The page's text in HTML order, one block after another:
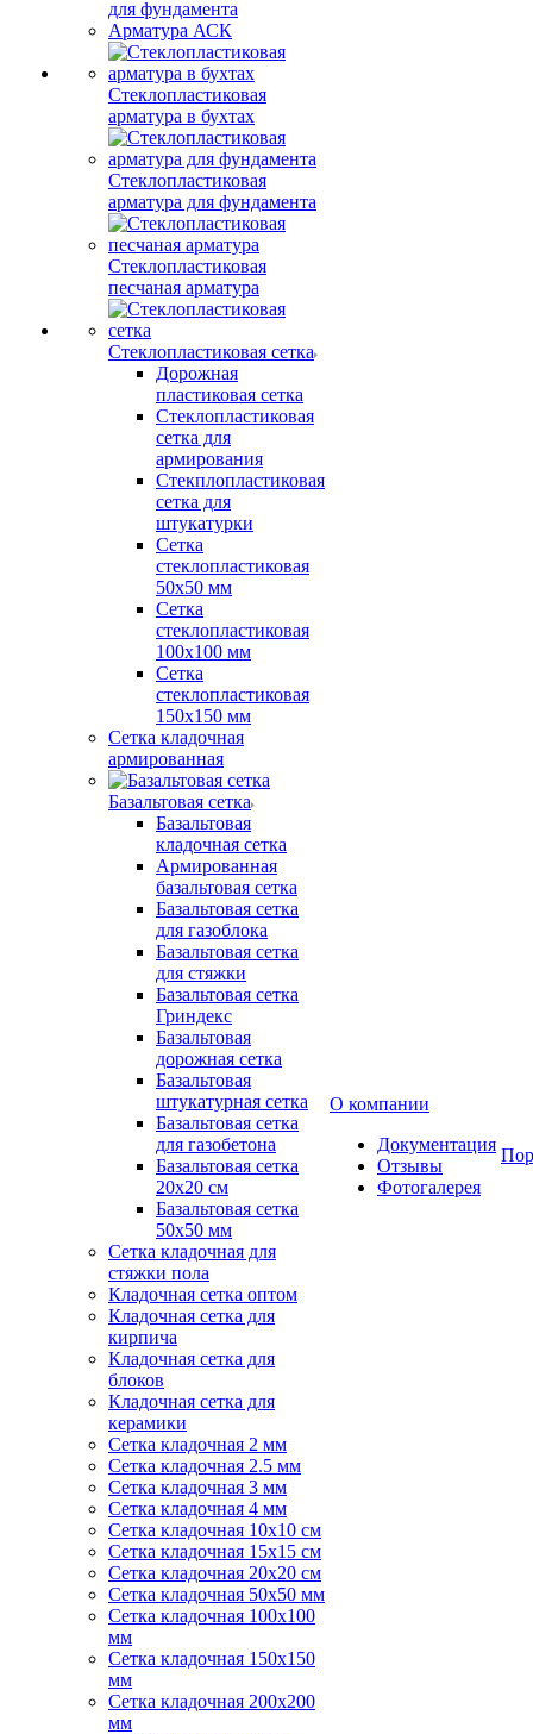
для фундамента
Арматура АСК
Стеклопластиковая
арматура в бухтах
Стеклопластиковая
арматура для фундамента
Стеклопластиковая
песчаная арматура
Стеклопластиковая сетка
Дорожная
пластиковая сетка
Стеклопластиковая
сетка для
армирования
Стекплопластиковая
сетка для
штукатурки
Сетка
стеклопластиковая
50x50 мм
Сетка
стеклопластиковая
100x100 мм
Сетка
стеклопластиковая
150x150 мм
Сетка кладочная
армированная
Базальтовая сетка
Базальтовая
кладочная сетка
Армированная
базальтовая сетка
Базальтовая сетка
для газоблока
Базальтовая сетка
для стяжки
Базальтовая сетка
Гриндекс
Базальтовая
дорожная сетка
Базальтовая
штукатурная сетка
Базальтовая сетка
для газобетона
Базальтовая сетка
20x20 см
Базальтовая сетка
50x50 мм
Сетка кладочная для
стяжки пола
Кладочная сетка оптом
Кладочная сетка для
кирпича
Кладочная сетка для
блоков
Кладочная сетка для
керамики
Сетка кладочная 2 мм
Сетка кладочная 2.5 мм
Сетка кладочная 3 мм
Сетка кладочная 4 мм
Сетка кладочная 10x10 см
Сетка кладочная 15x15 см
Сетка кладочная 20x20 см
Сетка кладочная 50x50 мм
Сетка кладочная 100x100
мм
Сетка кладочная 150x150
мм
Сетка кладочная 200x200
мм
О компании
Документация
Отзывы
Фотогалерея